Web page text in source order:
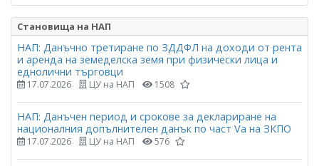
Становища на НАП
НАП: Данъчно третиране по ЗДДФЛ на доходи от рента
и аренда на земеделска земя при физически лица и
еднолични търговци
17.07.2026 ЦУ на НАП 1508
НАП: Данъчен период и срокове за деклариране на
националния допълнителен данък по част Vа на ЗКПО
17.07.2026 ЦУ на НАП 576